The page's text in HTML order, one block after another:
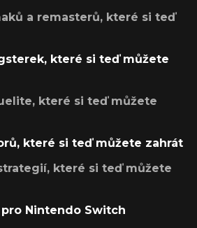
a remasterů, které si teď
které si teď můžete
které si teď můžete
které si teď můžete zahrát
které si teď můžete
Nintendo Switch